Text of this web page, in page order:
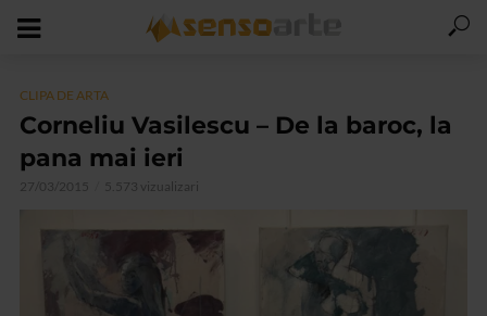
CLIPA DE ARTA
Corneliu Vasilescu – De la baroc, la
pana mai ieri
27/03/2015 5.573 vizualizari